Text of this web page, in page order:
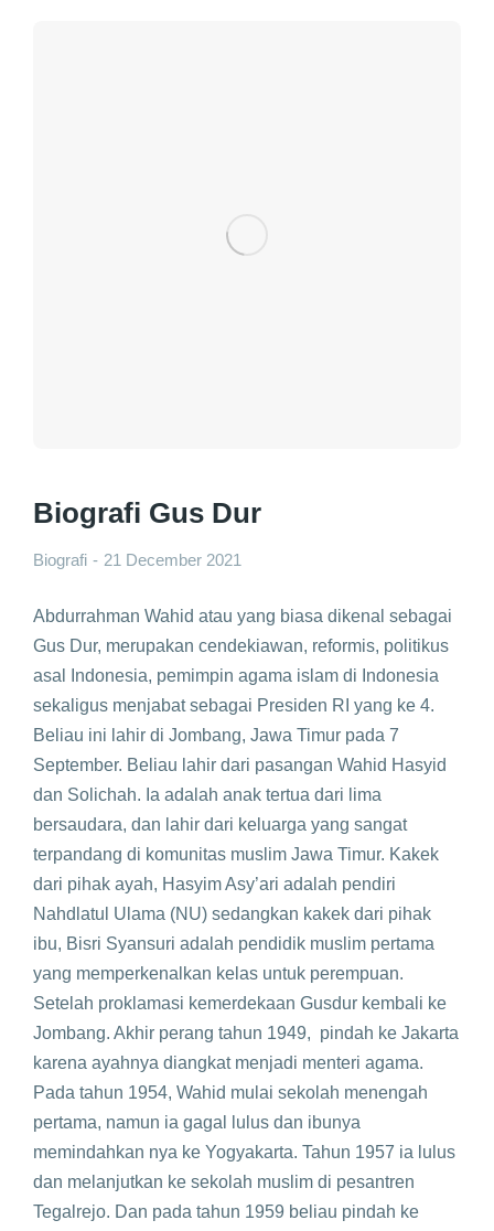
Biografi Gus Dur
Biografi 21 December 2021
Abdurrahman Wahid atau yang biasa dikenal sebagai
Gus Dur, merupakan cendekiawan, reformis, politikus
asal Indonesia, pemimpin agama islam di Indonesia
sekaligus menjabat sebagai Presiden RI yang ke 4.
Beliau ini lahir di Jombang, Jawa Timur pada 7
September. Beliau lahir dari pasangan Wahid Hasyid
dan Solichah. Ia adalah anak tertua dari lima
bersaudara, dan lahir dari keluarga yang sangat
terpandang di komunitas muslim Jawa Timur. Kakek
dari pihak ayah, Hasyim Asy’ari adalah pendiri
Nahdlatul Ulama (NU) sedangkan kakek dari pihak
ibu, Bisri Syansuri adalah pendidik muslim pertama
yang memperkenalkan kelas untuk perempuan.
Setelah proklamasi kemerdekaan Gusdur kembali ke
Jombang. Akhir perang tahun 1949, pindah ke Jakarta
karena ayahnya diangkat menjadi menteri agama.
Pada tahun 1954, Wahid mulai sekolah menengah
pertama, namun ia gagal lulus dan ibunya
memindahkan nya ke Yogyakarta. Tahun 1957 ia lulus
dan melanjutkan ke sekolah muslim di pesantren
Tegalrejo. Dan pada tahun 1959 beliau pindah ke